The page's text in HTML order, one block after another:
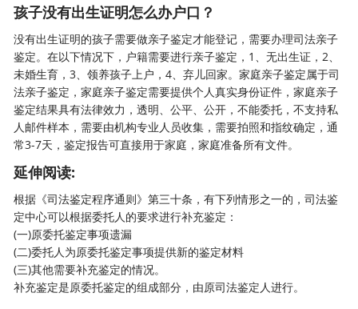
孩子没有出生证明怎么办户口？
没有出生证明的孩子需要做亲子鉴定才能登记，需要办理司法亲子
鉴定。在以下情况下，户籍需要进行亲子鉴定，1、无出生证，2、
未婚生育，3、领养孩子上户，4、弃儿回家。家庭亲子鉴定属于司
法亲子鉴定，家庭亲子鉴定需要提供个人真实身份证件，家庭亲子
鉴定结果具有法律效力，透明、公平、公开，不能委托，不支持私
人邮件样本，需要由机构专业人员收集，需要拍照和指纹确定，通
常3-7天，鉴定报告可直接用于家庭，家庭准备所有文件。
延伸阅读:
根据《司法鉴定程序通则》第三十条，有下列情形之一的，司法鉴
定中心可以根据委托人的要求进行补充鉴定：
(一)原委托鉴定事项遗漏
(二)委托人为原委托鉴定事项提供新的鉴定材料
(三)其他需要补充鉴定的情况。
补充鉴定是原委托鉴定的组成部分，由原司法鉴定人进行。